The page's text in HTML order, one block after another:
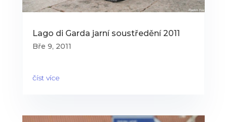
Lago di Garda jarní soustředění 2011
Bře 9, 2011
číst více